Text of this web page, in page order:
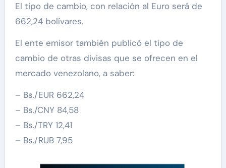
El tipo de cambio, con relación al Euro será de
662,24 bolívares.
El ente emisor también publicó el tipo de
cambio de otras divisas que se ofrecen en el
mercado venezolano, a saber:
– Bs./EUR 662,24
– Bs./CNY 84,58
– Bs./TRY 12,41
– Bs./RUB 7,95